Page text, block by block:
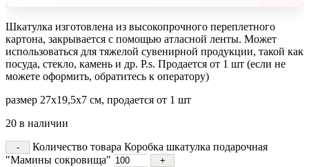
Шкатулка изготовлена из высокопрочного переплетного
картона, закрывается с помощью атласной ленты. Может
использоваться для тяжелой сувенирной продукции, такой как
посуда, стекло, камень и др. P.s. Продается от 1 шт (если не
можете оформить, обратитесь к оператору)
размер 27х19,5х7 см, продается от 1 шт
20 в наличии
Количество товара Коробка шкатулка подарочная
"Мамины сокровища"